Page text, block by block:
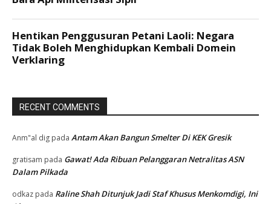
RECENT COMMENTS
Anm"al dig pada Antam Akan Bangun Smelter Di KEK Gresik
gratisam pada Gawat! Ada Ribuan Pelanggaran Netralitas ASN
Dalam Pilkada
odkaz pada Raline Shah Ditunjuk Jadi Staf Khusus Menkomdigi, Ini